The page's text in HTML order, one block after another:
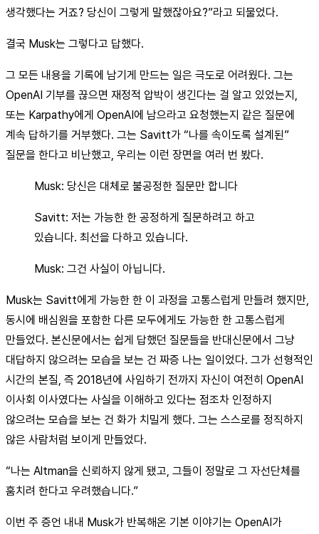
생각했다는 거죠? 당신이 그렇게 말했잖아요?”라고 되물었다.
결국 Musk는 그렇다고 답했다.
그 모든 내용을 기록에 남기게 만드는 일은 극도로 어려웠다. 그는
OpenAI 기부를 끊으면 재정적 압박이 생긴다는 걸 알고 있었는지,
또는 Karpathy에게 OpenAI에 남으라고 요청했는지 같은 질문에
계속 답하기를 거부했다. 그는 Savitt가 “나를 속이도록 설계된”
질문을 한다고 비난했고, 우리는 이런 장면을 여러 번 봤다.
Musk: 당신은 대체로 불공정한 질문만 합니다
Savitt: 저는 가능한 한 공정하게 질문하려고 하고
있습니다. 최선을 다하고 있습니다.
Musk: 그건 사실이 아닙니다.
Musk는 Savitt에게 가능한 한 이 과정을 고통스럽게 만들려 했지만,
동시에 배심원을 포함한 다른 모두에게도 가능한 한 고통스럽게
만들었다. 본신문에서는 쉽게 답했던 질문들을 반대신문에서 그냥
대답하지 않으려는 모습을 보는 건 짜증 나는 일이었다. 그가 선형적인
시간의 본질, 즉 2018년에 사임하기 전까지 자신이 여전히 OpenAI
이사회 이사였다는 사실을 이해하고 있다는 점조차 인정하지
않으려는 모습을 보는 건 화가 치밀게 했다. 그는 스스로를 정직하지
않은 사람처럼 보이게 만들었다.
“나는 Altman을 신뢰하지 않게 됐고, 그들이 정말로 그 자선단체를
훔치려 한다고 우려했습니다.”
이번 주 증언 내내 Musk가 반복해온 기본 이야기는 OpenAI가